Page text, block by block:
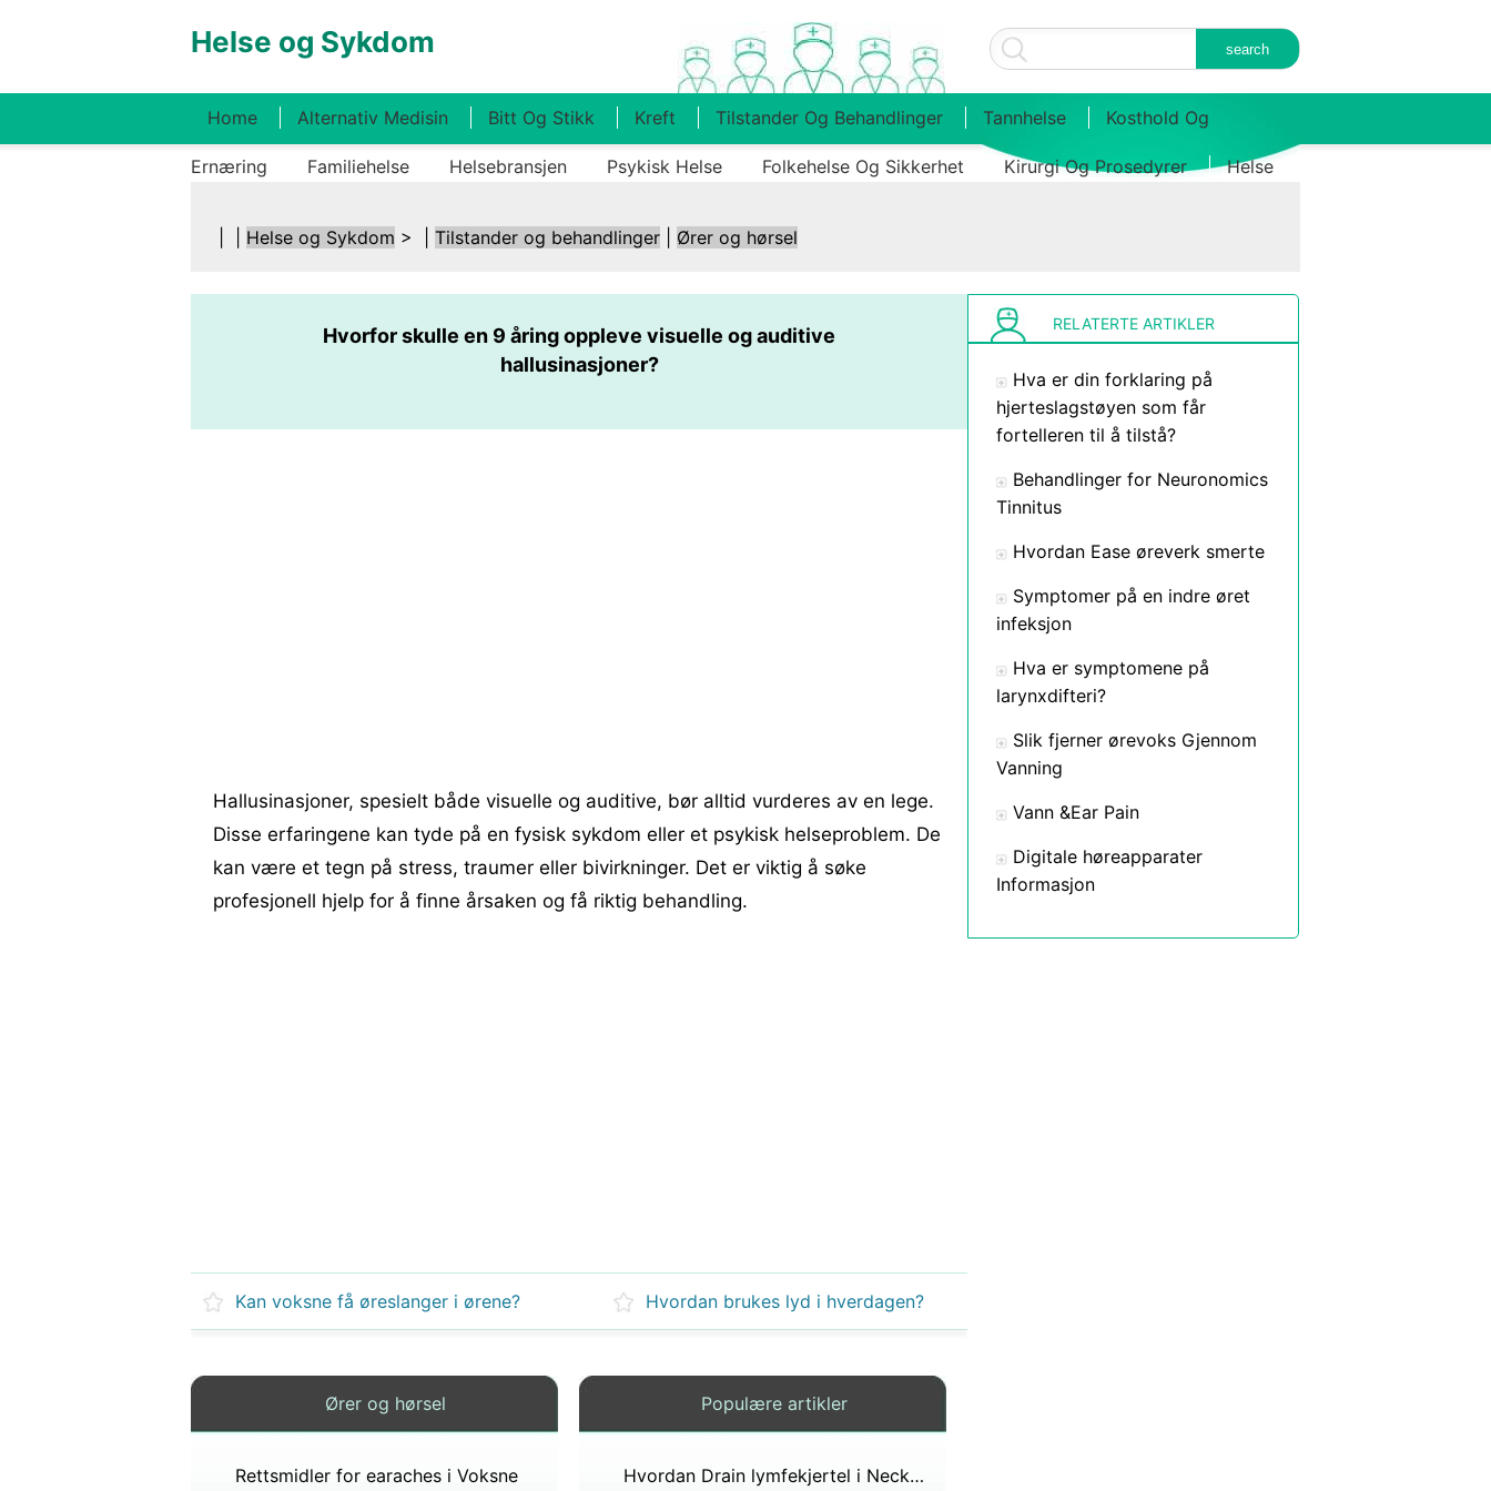
Helse og Sykdom
Home Alternativ Medisin Bitt Og Stikk Kreft Tilstander Og Behandlinger Tannhelse Kosthold Og
Ernæring Familiehelse Helsebransjen Psykisk Helse Folkehelse Og Sikkerhet Kirurgi Og Prosedyrer Helse
Helse og Sykdom > | Tilstander og behandlinger Ører og hørsel
Hvorfor skulle en 9 åring oppleve visuelle og auditive
hallusinasjoner?
Hallusinasjoner, spesielt både visuelle og auditive, bør alltid vurderes av en lege.
Disse erfaringene kan tyde på en fysisk sykdom eller et psykisk helseproblem. De
kan være et tegn på stress, traumer eller bivirkninger. Det er viktig å søke
profesjonell hjelp for å finne årsaken og få riktig behandling.
Kan voksne få øreslanger i ørene? Hvordan brukes lyd i hverdagen?
Ører og hørsel
Rettsmidler for earaches i Voksne
Populære artikler
Hvordan Drain lymfekjertel i Neck Fra Ørebetennelse
RELATERTE ARTIKLER
Hva er din forklaring på
hjerteslagstøyen som får
fortelleren til å tilstå?
Behandlinger for Neuronomics
Tinnitus
Hvordan Ease øreverk smerte
Symptomer på en indre øret
infeksjon
Hva er symptomene på
larynxdifteri?
Slik fjerner ørevoks Gjennom
Vanning
Vann &Ear Pain
Digitale høreapparater
Informasjon